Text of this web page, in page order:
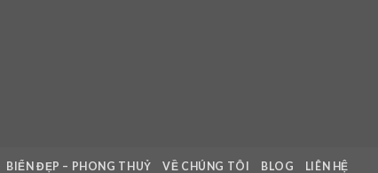
BIỂN ĐẸP – PHONG THUỶ VỀ CHÚNG TÔI BLOG LIÊN HỆ